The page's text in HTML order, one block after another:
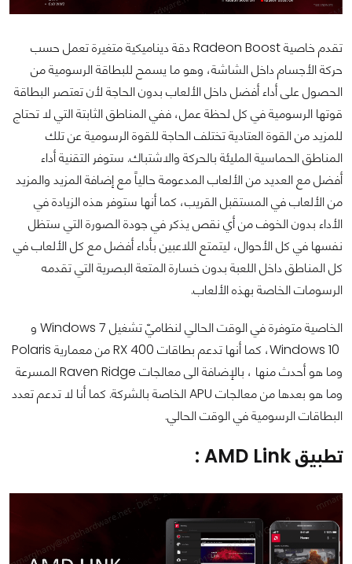
تقدم خاصية Radeon Boost دقة ديناميكية متغيرة تعمل حسب
حركة الأجسام داخل الشاشة، وهو ما يسمح للبطاقة الرسومية من
الحصول على أداء أفضل داخل الألعاب بدون الحاجة لأن تعتصر البطاقة
قوتها الرسومية في كل لحظة عمل، ففي المناطق الثابتة التي لا تحتاج
للمزيد من القوة العتادية تختلف الحاجة للقوة الرسومية عن تلك
المناطق الحماسية المليئة بالحركة والاشتباك. ستوفر التقنية أداء
أفضل مع العديد من الألعاب المدعومة حالياً مع إضافة المزيد والمزيد
من الألعاب في المستقبل القريب، كما أنها ستوفر هذه الزيادة في
الأداء بدون الخوف من أي نقص يذكر في جودة الصورة التي ستظل
نفسها في كل الأحوال، ليتمتع اللاعبين بأداء أفضل مع كل الألعاب في
كل المناطق داخل اللعبة بدون خسارة المتعة البصرية التي تقدمه
الرسومات الخاصة بهذه الألعاب.
الخاصية متوفرة في الوقت الحالي لنظاميّ تشغيل Windows 7 و
Windows 10، كما أنها تدعم بطاقات RX 400 من معمارية Polaris
وما هو أحدث منها ، بالإضافة الى معالجات Raven Ridge المسرعة
وما هو بعدها من معالجات APU الخاصة بالشركة. كما أنا لا تدعم تعدد
البطاقات الرسومية في الوقت الحالي.
تطبيق AMD Link :